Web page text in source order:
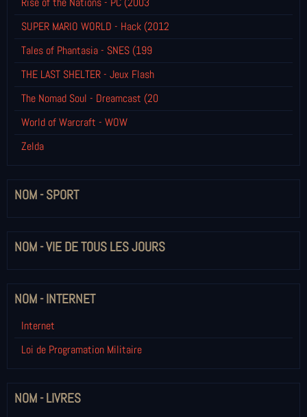
SUPER MARIO WORLD - Hack (2012
Tales of Phantasia - SNES (199
THE LAST SHELTER - Jeux Flash
The Nomad Soul - Dreamcast (20
World of Warcraft - WOW
Zelda
NOM - SPORT
NOM - VIE DE TOUS LES JOURS
NOM - INTERNET
Internet
Loi de Programation Militaire
NOM - LIVRES